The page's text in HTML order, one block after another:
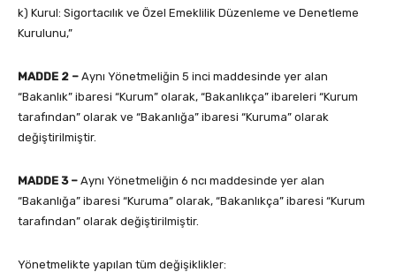
k) Kurul: Sigortacılık ve Özel Emeklilik Düzenleme ve Denetleme
Kurulunu,”
MADDE 2 – Aynı Yönetmeliğin 5 inci maddesinde yer alan
“Bakanlık” ibaresi “Kurum” olarak, “Bakanlıkça” ibareleri “Kurum
tarafından” olarak ve “Bakanlığa” ibaresi “Kuruma” olarak
değiştirilmiştir.
MADDE 3 – Aynı Yönetmeliğin 6 ncı maddesinde yer alan
“Bakanlığa” ibaresi “Kuruma” olarak, “Bakanlıkça” ibaresi “Kurum
tarafından” olarak değiştirilmiştir.
Yönetmelikte yapılan tüm değişiklikler: